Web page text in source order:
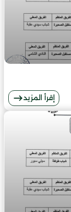
إقرأ المزيد